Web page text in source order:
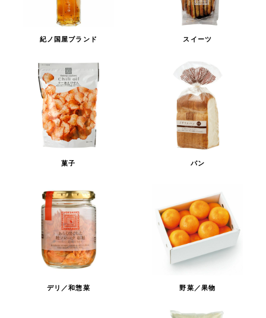
紀ノ国屋ブランド スイーツ
菓子 パン
デリ／和惣菜 野菜／果物